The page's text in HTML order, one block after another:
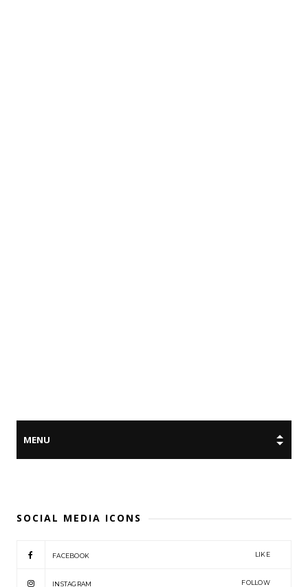
SOCIAL MEDIA ICONS
FACEBOOK LIKE
INSTAGRAM FOLLOW